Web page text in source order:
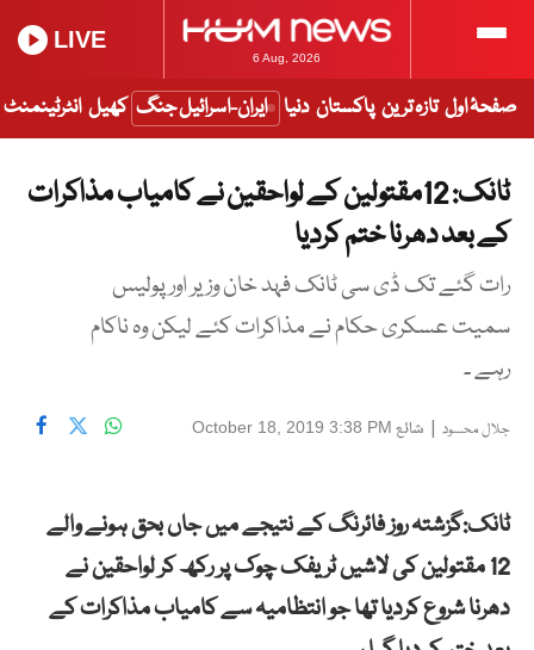
6 Aug, 2026
LIVE
صفحۂ اول تازہ ترین پاکستان دنیا ایران-اسرائیل جنگ کھیل انٹرٹینمنٹ
ٹانک: 12مقتولین کے لواحقین نے کامیاب مذاکرات
کے بعد دھرنا ختم کردیا
رات گئے تک ڈی سی ٹانک فہد خان وزیر اور پولیس
سمیت عسکری حکام نے مذاکرات کئے لیکن وہ ناکام
رہے ۔
جلال محسود | شائع October 18, 2019 3:38 PM
ٹانک:گزشتہ روز فائرنگ کے نتیجے میں جاں بحق ہونے والے
12 مقتولین کی لاشیں ٹریفک چوک پر رکھ کر لواحقین نے
دھرنا شروع کردیا تھا جو انتظامیہ سے کامیاب مذاکرات کے